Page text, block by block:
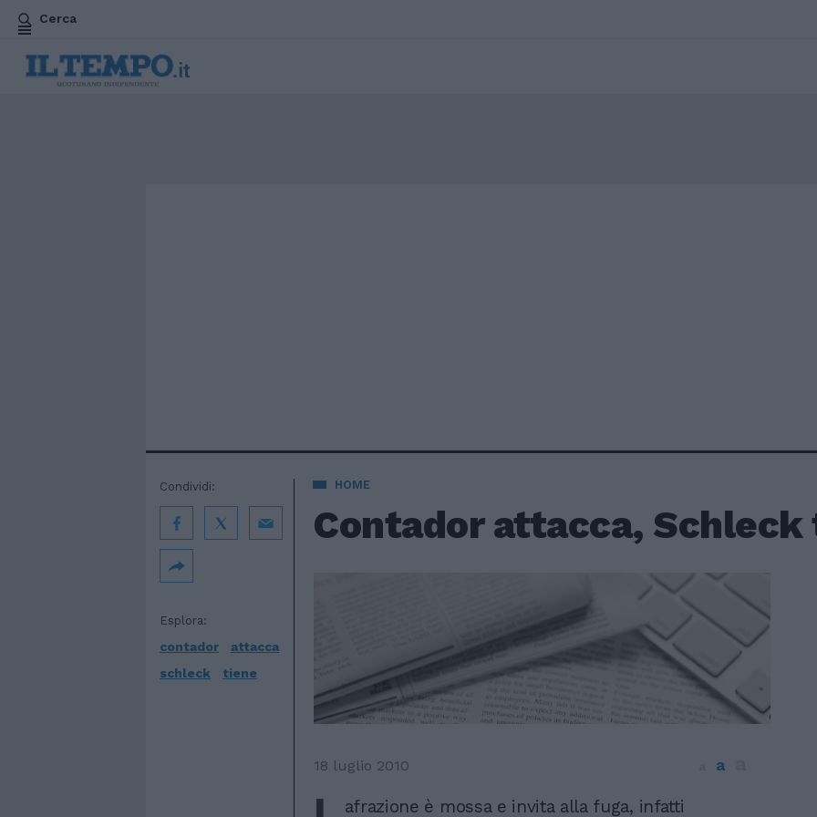
Cerca
HOME
Contador attacca, Schleck
Esplora:
contador
attacca
schleck
tiene
Condividi:
18 luglio 2010 a
afrazione è mossa e invita alla fuga, infatti